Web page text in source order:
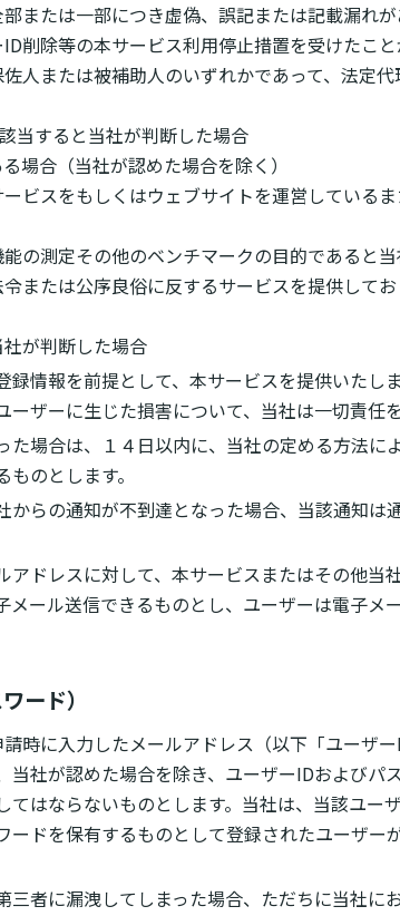
または一部につき虚偽、誤記または記載漏れ
削除等の本サービス利用停止措置を受けたこ
人または被補助人のいずれかであって、法定
当すると当社が判断した場合
場合（当社が認めた場合を除く）
ビスをもしくはウェブサイトを運営している
の測定その他のベンチマークの目的であると
または公序良俗に反するサービスを提供して
が判断した場合
録情報を前提として、本サービスを提供いたし
ザーに生じた損害について、当社は一切責任
場合は、１４日以内に、当社の定める方法に
のとします。
らの通知が不到達となった場合、当該通知は
アドレスに対して、本サービスまたはその他当
メール送信できるものとし、ユーザーは電子メ
ード）
時に入力したメールアドレス（以下「ユーザ
当社が認めた場合を除き、ユーザーIDおよびパ
はならないものとします。当社は、当該ユー
ードを保有するものとして登録されたユーザー
者に漏洩してしまった場合、ただちに当社に